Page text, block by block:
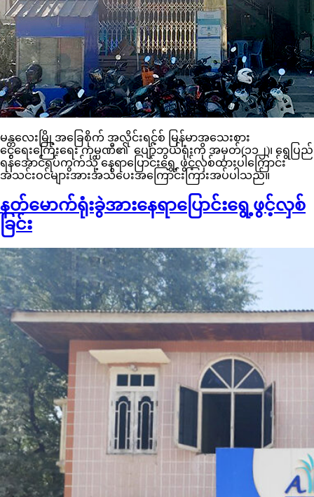
မန္တလေးမြို့အခြေစိုက် အလိုင်းရင့်စ် မြန်မာအသေးစား
ငွေရေးကြေးရေး ကုမ္ပဏီ၏ ပျော်ဘွယ်ရုံးကို အမှတ်(၁၁၂)၊ ရွေပြည်
ရန်အောင်ရပ်ကွက်သို့ နေရာပြောင်းရွှေ့ ဖွင့်လှစ်ထားပါကြောင်း
အသင်းဝင်များအားအသိပေးအကြောင်းကြားအပ်ပါသည်။
နတ်မောက်ရုံးခွဲအားနေရာပြောင်းရွေ့ဖွင့်လှစ်
ခြင်း